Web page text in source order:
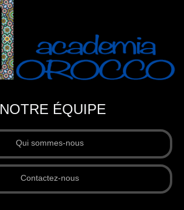
NOTRE ÉQUIPE
Qui sommes-nous
Contactez-nous